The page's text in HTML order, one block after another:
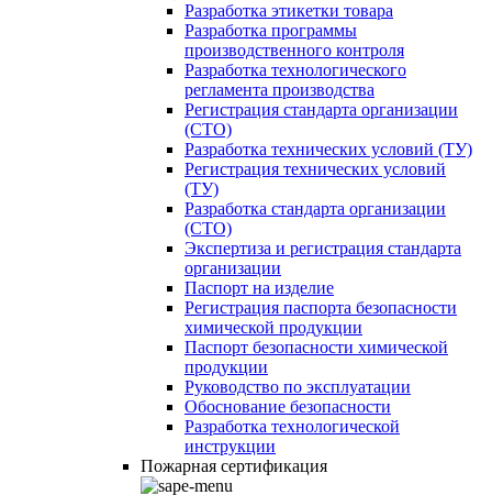
Разработка этикетки товара
Разработка программы
производственного контроля
Разработка технологического
регламента производства
Регистрация стандарта организации
(СТО)
Разработка технических условий (ТУ)
Регистрация технических условий
(ТУ)
Разработка стандарта организации
(СТО)
Экспертиза и регистрация стандарта
организации
Паспорт на изделие
Регистрация паспорта безопасности
химической продукции
Паспорт безопасности химической
продукции
Руководство по эксплуатации
Обоснование безопасности
Разработка технологической
инструкции
Пожарная сертификация